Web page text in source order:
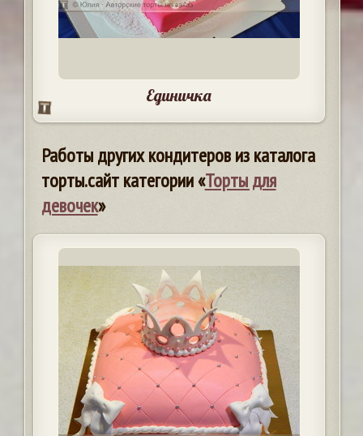
Единичка
Работы других кондитеров из каталога
торты.сайт категории «Торты для
девочек»